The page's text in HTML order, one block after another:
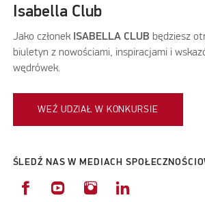
Isabella Club
Jako członekISABELLA CLUB będziesz
biuletyn z nowościami, inspiracjami i
wędrówek.
WEŹ UDZIAŁ W KONKURSIE
ŚLEDŹ NAS W MEDIACH